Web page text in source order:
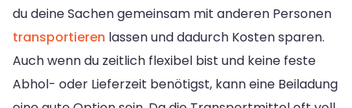
du deine Sachen gemeinsam mit anderen Personen
transportieren lassen und dadurch Kosten sparen.
Auch wenn du zeitlich flexibel bist und keine feste
Abhol- oder Lieferzeit benötigst, kann eine Beiladung